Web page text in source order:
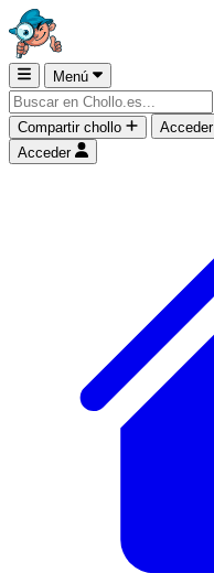
Menú
Compartir chollo
Acceder
Acceder